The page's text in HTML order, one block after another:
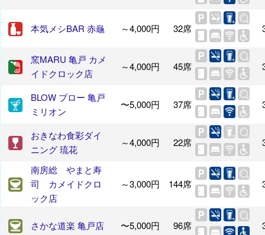
本気メシBAR 赤龜 ～4,000円 32席
窯MARU 亀戸 カメ
イドクロック店
～4,000円 45席
BLOW ブロー 亀戸
ミリオン
〜5,000円 37席
おきなわ食彩ダイ
ニング 琉花
～4,000円 22席
南房総 やまと寿
司 カメイドクロ
ック店
～3,000円 144席
さかな道楽 亀戸店 〜5,000円 96席